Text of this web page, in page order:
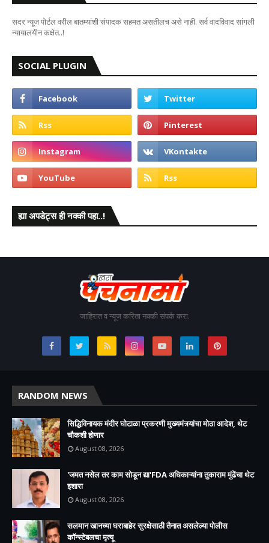
सदर न्यूज पोर्टल वरील बातम्यांशी संपादक सहमत असतीलच असे नाही. सर्व वादविवाद सांगली
न्यायालयीन कक्षेत..!
SOCIAL PLUGIN
ह्या अपडेट्स ही नक्की पहा..!
जाहिरात व न्यूज करिता नक्की संपर्क करा.
RANDOM NEWS
सिद्धिविनायक मंदीर घोटाळा प्रकरणी मुख्यमंत्र्यांचा मोठा आदेश, थेट
चौकशी होणार
August 08, 2026
'जमत नसेल तर काम सोडून द्या'FDA अधिकाऱ्यांना तुकाराम मुंढेंचा थेट
इशारा
August 08, 2026
सलमान खानच्या घराबाहेर सुरक्षेसाठी तैनात असलेल्या पोलीस
कॉन्स्टेबलचा मृत्यू